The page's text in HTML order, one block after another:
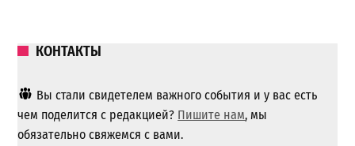
КОНТАКТЫ
Вы стали свидетелем важного события и у вас есть
чем поделится с редакцией? Пишите нам, мы
обязательно свяжемся с вами.